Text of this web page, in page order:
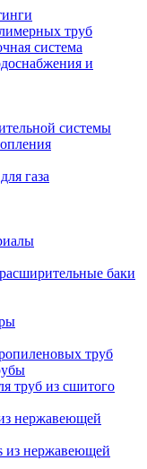
труб
система
и
системы
газа
баки
труб
труб из сшитого
нержавеющей
из нержавеющей